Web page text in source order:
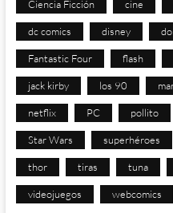
Ciencia Ficción cine
dc comics disney
Fantastic Four flash
jack kirby los 90
netflix PC pollito
Star Wars superhéroes
thor tiras tuna
videojuegos webcomics